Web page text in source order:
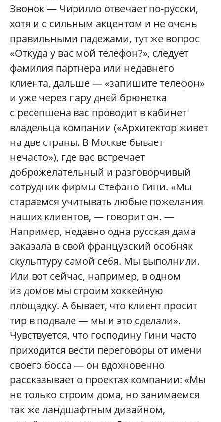
Звонок — Чирилло отвечает по-русски,
хотя и с сильным акцентом и не очень
правильными падежами, тут же вопрос
«Откуда у вас мой телефон?», следует
фамилия партнера или недавнего
клиента, дальше — «запишите телефон»
и уже через пару дней брюнетка
с ресепшена вас проводит в кабинет
владельца компании («Архитектор живет
на две страны. В Москве бывает
нечасто»), где вас встречает
доброжелательный и разговорчивый
сотрудник фирмы Стефано Гини. «Мы
стараемся учитывать любые пожелания
наших клиентов, — говорит он. —
Например, недавно одна русская дама
заказала в свой французский особняк
скульптуру самой себя. Мы выполнили.
Или вот сейчас, например, в одном
из домов мы строим хоккейную
площадку. А бывает, что клиент просит
тир в подвале — мы и это сделали».
Чувствуется, что господину Гини часто
приходится вести переговоры от имени
своего босса — он вдохновенно
рассказывает о проектах компании: «Мы
не только строим дома, но занимаемся
так же ландшафтным дизайном,